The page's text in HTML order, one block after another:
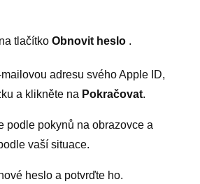
tlačítko Obnovit heslo .
adresu svého Apple ID,
a klikněte na Pokračovat.
podle pokynů na obrazovce a
vaší situace.
heslo a potvrďte ho.